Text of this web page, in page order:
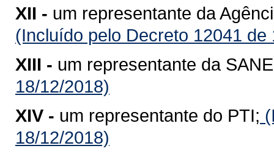
XII - um representante da
(Incluído pelo Decreto 12041 de
XIII - um representante da
18/12/2018)
XIV - um representante do PTI;
18/12/2018)